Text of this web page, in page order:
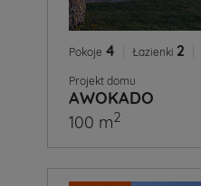
Pokoje 4 Łazienki 2
Projekt domu
AWOKADO
100 m2